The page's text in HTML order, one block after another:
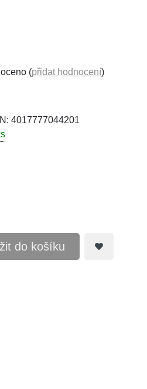
(přidat hodnocení)
4017777044201
do košíku